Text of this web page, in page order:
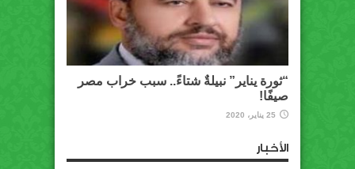
“ثورة يناير” نبيلةٌ شتاءً.. سبب خراب مصر
صيفًا!
25 يناير، 2020
الأخبار